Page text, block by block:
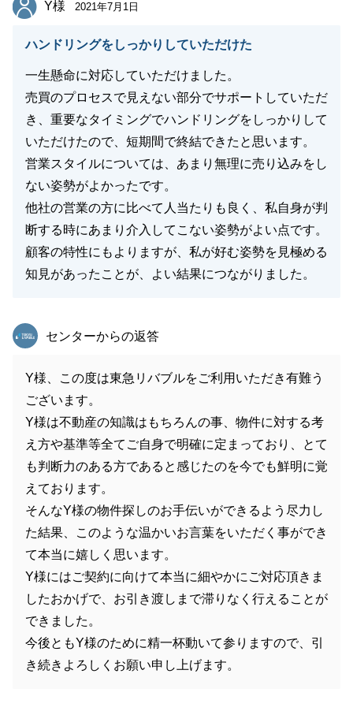
Y様 2021年7月1日
ハンドリングをしっかりしていただけた
一生懸命に対応していただけました。
売買のプロセスで見えない部分でサポートしていただ
き、重要なタイミングでハンドリングをしっかりして
いただけたので、短期間で終結できたと思います。
営業スタイルについては、あまり無理に売り込みをし
ない姿勢がよかったです。
他社の営業の方に比べて人当たりも良く、私自身が判
断する時にあまり介入してこない姿勢がよい点です。
顧客の特性にもよりますが、私が好む姿勢を見極める
知見があったことが、よい結果につながりました。
東急リバブル
センターからの返答
Y様、この度は東急リバブルをご利用いただき有難う
ございます。
Y様は不動産の知識はもちろんの事、物件に対する考
え方や基準等全てご自身で明確に定まっており、とて
も判断力のある方であると感じたのを今でも鮮明に覚
えております。
そんなY様の物件探しのお手伝いができるよう尽力し
た結果、このような温かいお言葉をいただく事ができ
て本当に嬉しく思います。
Y様にはご契約に向けて本当に細やかにご対応頂きま
したおかげで、お引き渡しまで滞りなく行えることが
できました。
今後ともY様のために精一杯動いて参りますので、引
き続きよろしくお願い申し上げます。